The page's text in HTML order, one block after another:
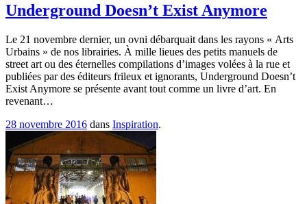
Underground Doesn’t Exist Anymore
Le 21 novembre dernier, un ovni débarquait dans les rayons « Arts
Urbains » de nos librairies. À mille lieues des petits manuels de
street art ou des éternelles compilations d’images volées à la rue et
publiées par des éditeurs frileux et ignorants, Underground Doesn’t
Exist Anymore se présente avant tout comme un livre d’art. En
revenant…
28 novembre 2016 dans Inspiration.